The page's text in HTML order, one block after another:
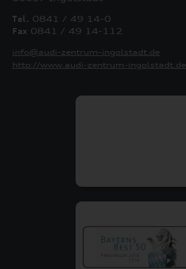
Tel. 0841 / 49 14-0
Fax 0841 / 49 14-112
info@audi-zentrum-ingolstadt.de
http://www.audi-zentrum-ingolstadt.de